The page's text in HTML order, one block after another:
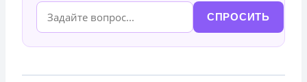
СПРОСИТЬ